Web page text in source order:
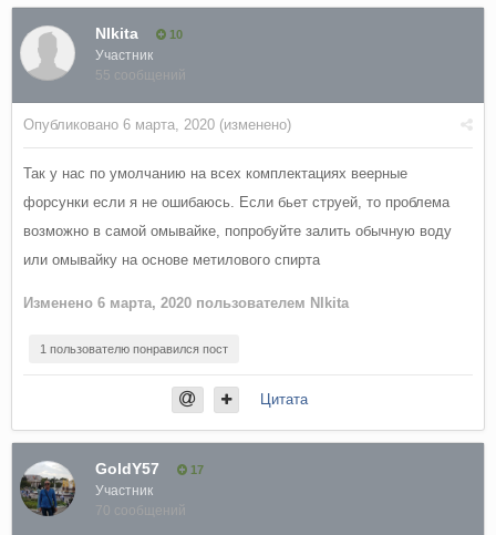
NIkita 10
Участник
55 сообщений
Опубликовано 6 марта, 2020 (изменено)
Так у нас по умолчанию на всех комплектациях веерные
форсунки если я не ошибаюсь. Если бьет струей, то проблема
возможно в самой омывайке, попробуйте залить обычную воду
или омывайку на основе метилового спирта
Изменено 6 марта, 2020 пользователем NIkita
1 пользователю понравился пост
Цитата
GoldY57 17
Участник
70 сообщений